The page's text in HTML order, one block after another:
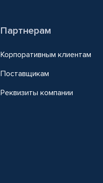
Партнерам
Корпоративным клиентам
Поставщикам
Реквизиты компании